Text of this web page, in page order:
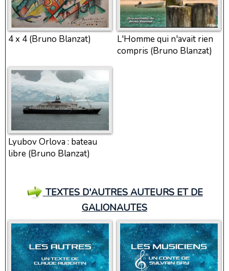
4 x 4 (Bruno Blanzat)
L'Homme qui n'avait rien
compris (Bruno Blanzat)
Lyubov Orlova : bateau
libre (Bruno Blanzat)
TEXTES D'AUTRES AUTEURS ET DE
GALIONAUTES